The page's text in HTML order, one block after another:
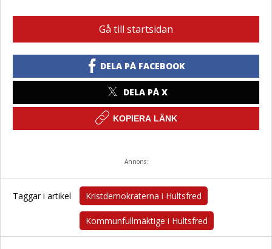
Gå till startsidan
DELA PÅ FACEBOOK
DELA PÅ X
KOPIERA LÄNK
Annons:
Taggar i artikel Kristdemokraterna i Hultsfred
Kommunfullmäktige i Hultsfred